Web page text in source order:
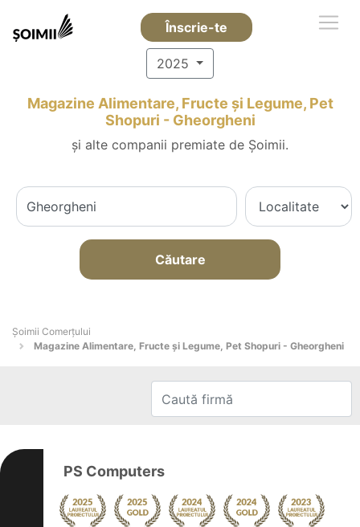
Înscrie-te
2025
Magazine Alimentare, Fructe și Legume, Pet
Shopuri - Gheorgheni
și alte companii premiate de Șoimii.
Căutare
Șoimii Comerțului
Magazine Alimentare, Fructe și Legume, Pet Shopuri - Gheorgheni
PS Computers